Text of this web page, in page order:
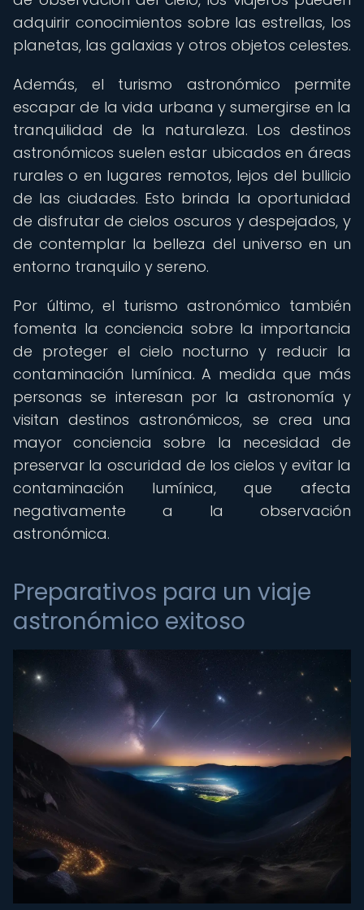
adquirir conocimientos sobre las estrellas, los
planetas, las galaxias y otros objetos celestes.
Además, el turismo astronómico permite
escapar de la vida urbana y sumergirse en la
tranquilidad de la naturaleza. Los destinos
astronómicos suelen estar ubicados en áreas
rurales o en lugares remotos, lejos del bullicio
de las ciudades. Esto brinda la oportunidad
de disfrutar de cielos oscuros y despejados, y
de contemplar la belleza del universo en un
entorno tranquilo y sereno.
Por último, el turismo astronómico también
fomenta la conciencia sobre la importancia
de proteger el cielo nocturno y reducir la
contaminación lumínica. A medida que más
personas se interesan por la astronomía y
visitan destinos astronómicos, se crea una
mayor conciencia sobre la necesidad de
preservar la oscuridad de los cielos y evitar la
contaminación lumínica, que afecta
negativamente a la observación
astronómica.
Preparativos para un viaje
astronómico exitoso